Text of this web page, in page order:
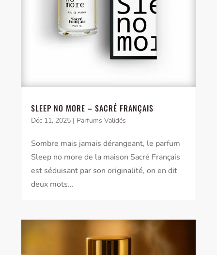
SLEEP NO MORE – SACRÉ FRANÇAIS
Déc 11, 2025| Parfums Validés
Sombre mais jamais dérangeant, le parfum
Sleep no more de la maison Sacré Français
est séduisant par son originalité, on en dit
deux mots…